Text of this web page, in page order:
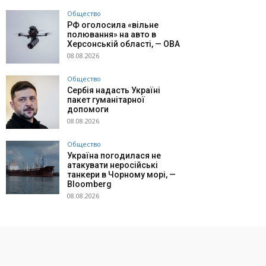
Общество
РФ оголосила «вільне
полювання» на авто в
Херсонській області, — ОВА
08.08.2026
Общество
Сербія надасть Україні
пакет гуманітарної
допомоги
08.08.2026
Общество
Україна погодилася не
атакувати неросійські
танкери в Чорному морі, —
Bloomberg
08.08.2026